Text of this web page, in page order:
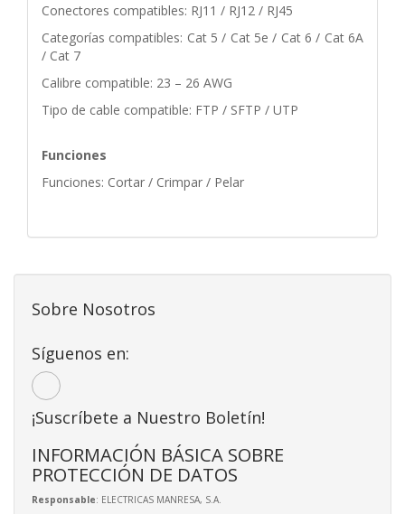
Conectores compatibles: RJ11 / RJ12 / RJ45
Categorías compatibles: Cat 5 / Cat 5e / Cat 6 / Cat 6A
/ Cat 7
Calibre compatible: 23 – 26 AWG
Tipo de cable compatible: FTP / SFTP / UTP
Funciones
Funciones: Cortar / Crimpar / Pelar
Sobre Nosotros
Síguenos en:
¡Suscríbete a Nuestro Boletín!
INFORMACIÓN BÁSICA SOBRE
PROTECCIÓN DE DATOS
Responsable: ELECTRICAS MANRESA, S.A.